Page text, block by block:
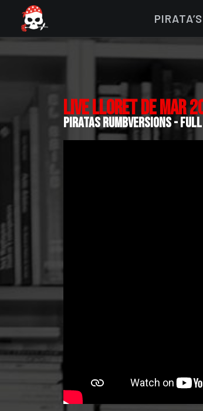
PIRATA’S
LIVE LLORET DE MAR
piratas rumbversions - FULL